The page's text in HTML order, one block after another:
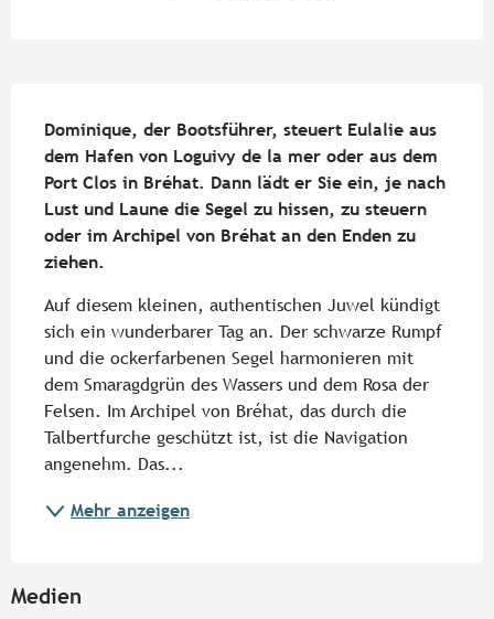
Dominique, der Bootsführer, steuert Eulalie aus
dem Hafen von Loguivy de la mer oder aus dem
Port Clos in Bréhat. Dann lädt er Sie ein, je nach
Lust und Laune die Segel zu hissen, zu steuern
oder im Archipel von Bréhat an den Enden zu
ziehen.
Auf diesem kleinen, authentischen Juwel kündigt
sich ein wunderbarer Tag an. Der schwarze Rumpf
und die ockerfarbenen Segel harmonieren mit
dem Smaragdgrün des Wassers und dem Rosa der
Felsen. Im Archipel von Bréhat, das durch die
Talbertfurche geschützt ist, ist die Navigation
angenehm. Das...
Mehr anzeigen
Medien